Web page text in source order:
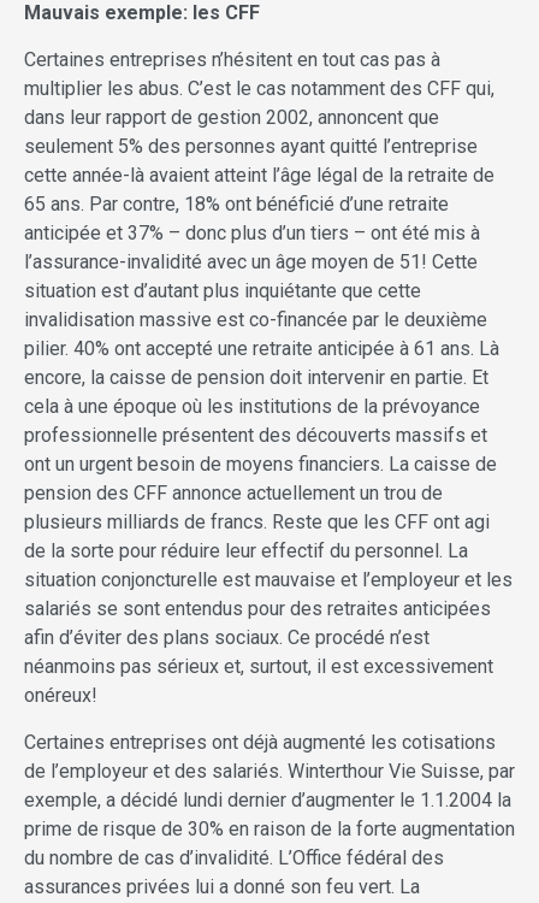
Mauvais exemple: les CFF
Certaines entreprises n’hésitent en tout cas pas à
multiplier les abus. C’est le cas notamment des CFF qui,
dans leur rapport de gestion 2002, annoncent que
seulement 5% des personnes ayant quitté l’entreprise
cette année-là avaient atteint l’âge légal de la retraite de
65 ans. Par contre, 18% ont bénéficié d’une retraite
anticipée et 37% – donc plus d’un tiers – ont été mis à
l’assurance-invalidité avec un âge moyen de 51! Cette
situation est d’autant plus inquiétante que cette
invalidisation massive est co-financée par le deuxième
pilier. 40% ont accepté une retraite anticipée à 61 ans. Là
encore, la caisse de pension doit intervenir en partie. Et
cela à une époque où les institutions de la prévoyance
professionnelle présentent des découverts massifs et
ont un urgent besoin de moyens financiers. La caisse de
pension des CFF annonce actuellement un trou de
plusieurs milliards de francs. Reste que les CFF ont agi
de la sorte pour réduire leur effectif du personnel. La
situation conjoncturelle est mauvaise et l’employeur et les
salariés se sont entendus pour des retraites anticipées
afin d’éviter des plans sociaux. Ce procédé n’est
néanmoins pas sérieux et, surtout, il est excessivement
onéreux!
Certaines entreprises ont déjà augmenté les cotisations
de l’employeur et des salariés. Winterthour Vie Suisse, par
exemple, a décidé lundi dernier d’augmenter le 1.1.2004 la
prime de risque de 30% en raison de la forte augmentation
du nombre de cas d’invalidité. L’Office fédéral des
assurances privées lui a donné son feu vert. La